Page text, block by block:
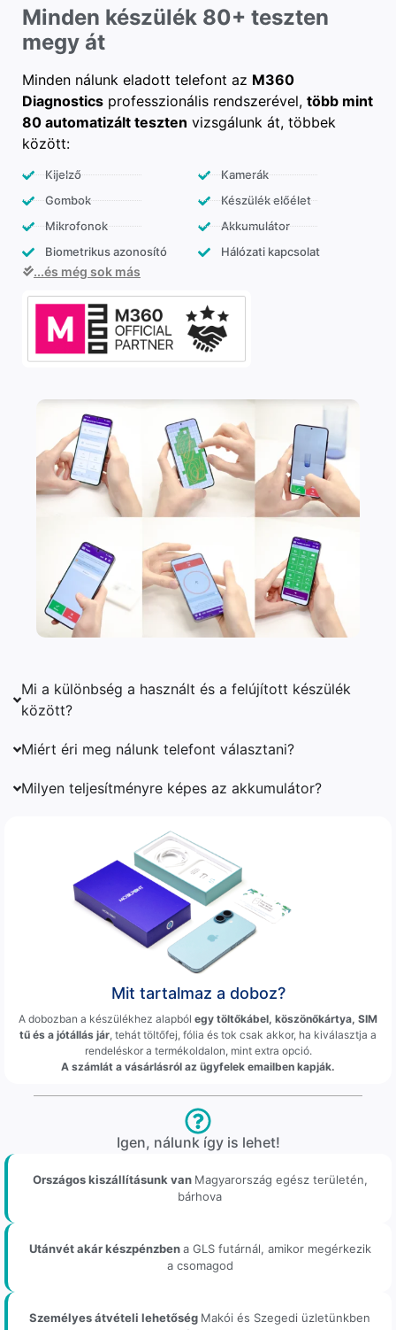
Minden készülék 80+ teszten
megy át
Minden nálunk eladott telefont az M360
Diagnostics professzionális rendszerével, több mint
80 automatizált teszten vizsgálunk át, többek
között:
Kijelző
Gombok
Mikrofonok
Biometrikus azonosító
Kamerák
Készülék előélet
Akkumulátor
Hálózati kapcsolat
...és még sok más
Mi a különbség a használt és a felújított készülék
között?
Miért éri meg nálunk telefont választani?
Milyen teljesítményre képes az akkumulátor?
Mit tartalmaz a doboz?
A dobozban a készülékhez alapból egy töltőkábel, köszönőkártya, SIM
tű és a jótállás jár , tehát töltőfej, fólia és tok csak akkor, ha kiválasztja a
rendeléskor a termékoldalon, mint extra opció.
A számlát a vásárlásról az ügyfelek emailben kapják.
Igen, nálunk így is lehet!
Országos kiszállításunk van Magyarország egész területén,
bárhova
Utánvét akár készpénzbena GLS futárnál, amikor megérkezik
a csomagod
Személyes átvételi lehetőség Makói és Szegedi üzletünkben